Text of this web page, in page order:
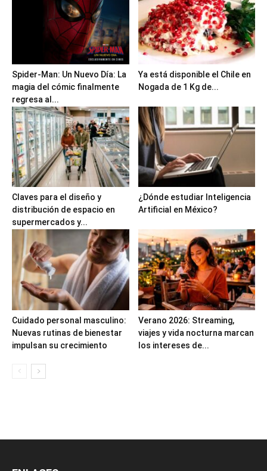
Spider-Man: Un Nuevo Día: La
magia del cómic finalmente
regresa al...
Ya está disponible el Chile en
Nogada de 1 Kg de...
Claves para el diseño y
distribución de espacio en
supermercados y...
¿Dónde estudiar Inteligencia
Artificial en México?
Cuidado personal masculino:
Nuevas rutinas de bienestar
impulsan su crecimiento
Verano 2026: Streaming,
viajes y vida nocturna marcan
los intereses de...